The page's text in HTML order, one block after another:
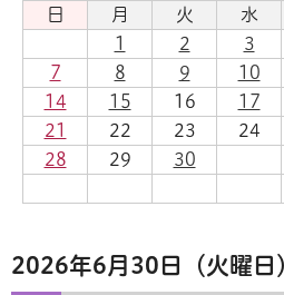
日 月 火 水
1
2 3
7
8 9 10
14
15 16 17
21
22 23 24
28
29 30
2026年6月30日（火曜日